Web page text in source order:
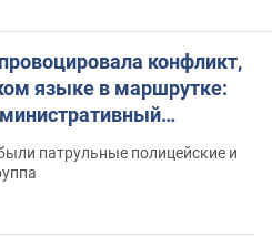
конфликт,
языке в маршрутке:
патрульные полицейские и